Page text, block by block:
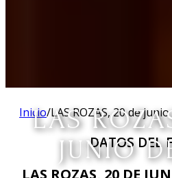
LAS
JUNIO
Inicio/LAS ROZAS, 20 de
DATOS DEL